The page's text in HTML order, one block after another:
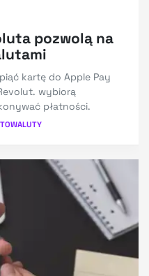
pozwolą na
kartę do Apple Pay
wybiorą
płatności.